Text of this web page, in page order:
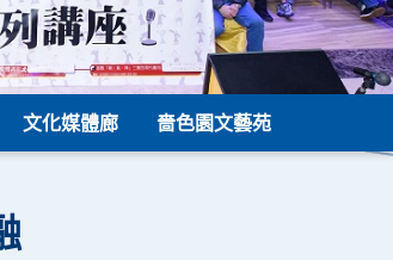
文化媒體廊 嗇色園文藝苑